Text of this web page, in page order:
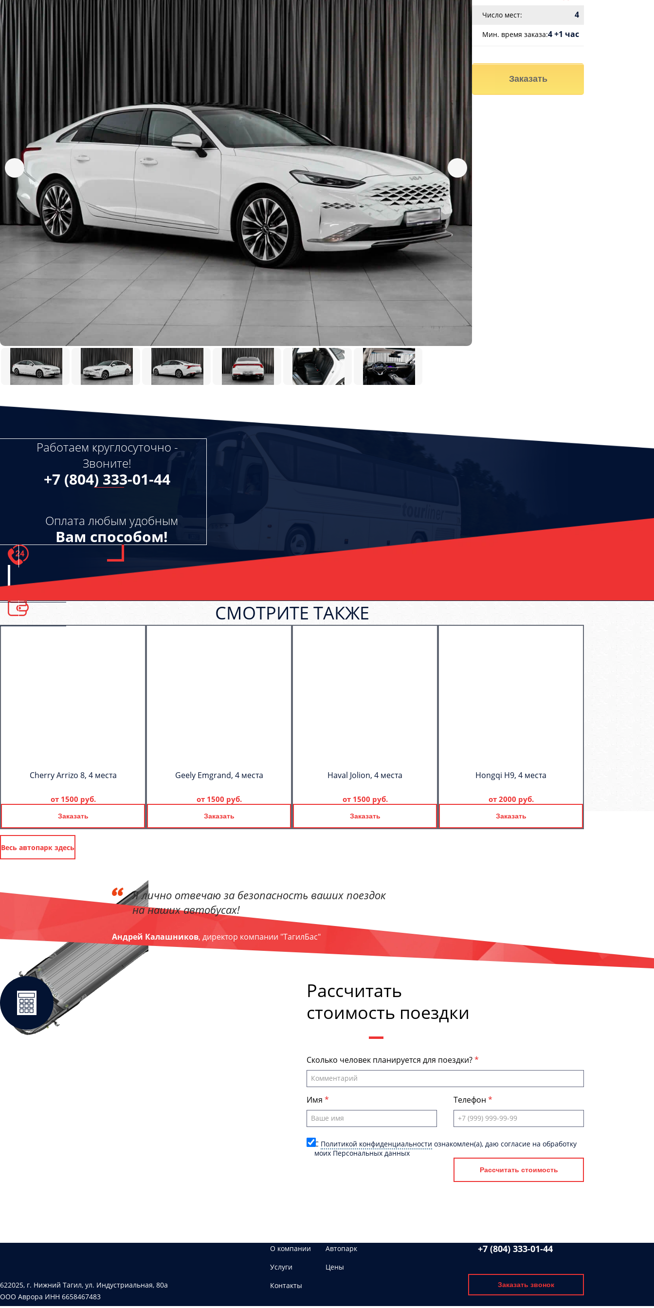
Число мест: 4
Мин. время заказа:4 +1 час
Заказать
Работаем круглосуточно -
Звоните!
+7 (804) 333-01-44
Оплата любым удобным
Вам способом!
СМОТРИТЕ ТАКЖЕ
Cherry Arrizo 8, 4 места
от 1500 руб.
Заказать
Geely Emgrand, 4 места
от 1500 руб.
Заказать
Haval Jolion, 4 места
от 1500 руб.
Заказать
Hongqi H9, 4 места
от 2000 руб.
Заказать
Весь автопарк здесь
Я лично отвечаю за безопасность ваших поездок
на наших автобусах!
Андрей Калашников, директор компании "ТагилБас"
Рассчитать
стоимость поездки
Сколько человек планируется для поездки?
Имя Телефон
C Политикой конфиденциальности ознакомлен(а), даю согласие на обработку
моих Персональных данных
Рассчитать стоимость
622025, г. Нижний Тагил, ул. Индустриальная, 80а
ООО Аврора ИНН 6658467483
О компании
Автопарк
Услуги
Цены
Контакты
+7 (804) 333-01-44
Заказать звонок